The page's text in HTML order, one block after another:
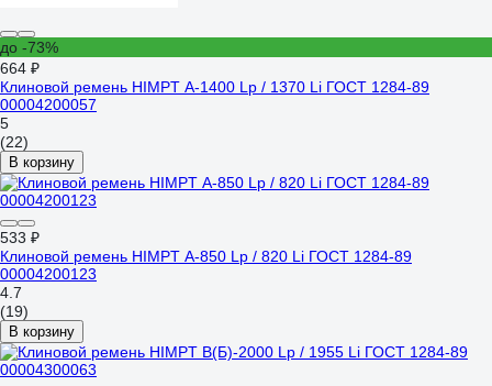
до -73%
664 ₽
Клиновой ремень HIMPT А-1400 Lp / 1370 Li ГОСТ 1284-89
00004200057
5
(22)
В корзину
533 ₽
Клиновой ремень HIMPT А-850 Lp / 820 Li ГОСТ 1284-89
00004200123
4.7
(19)
В корзину